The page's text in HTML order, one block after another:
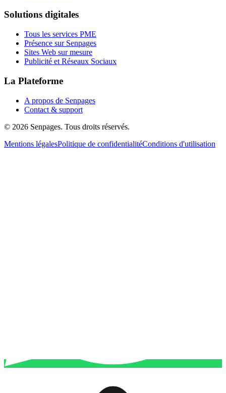
Solutions digitales
Tous les services PME
Présence sur Senpages
Sites Web sur mesure
Publicité et Réseaux Sociaux
La Plateforme
A propos de Senpages
Contact & support
© 2026 Senpages. Tous droits réservés.
Mentions légalesPolitique de confidentialitéConditions d'utilisation